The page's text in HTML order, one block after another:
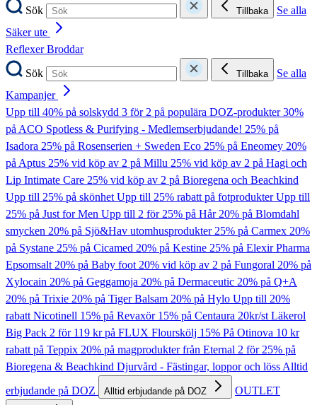
Sök
Tillbaka
Se alla
Säker ute
ReflexerBroddar
Sök
Tillbaka
Se alla
Kampanjer
Upp till 40% på solskydd 3 för 2 på populära DOZ-produkter30%
på ACO Spotless & Purifying - Medlemserbjudande! 25% på
Isadora 25% på Rosenserien + Sweden Eco 25% på Eneomey 20%
på Aptus 25% vid köp av 2 på Millu 25% vid köp av 2 på Hagi och
Lip Intimate Care 25% vid köp av 2 på Bioregena och Beachkind
Upp till 25% på skönhetUpp till 25% rabatt på fotprodukterUpp till
25% på Just for Men Upp till 2 för 25% på Hår20% på Blomdahl
smycken 20% på Sjö&Hav utomhusprodukter25% på Carmex 20%
på Systane 25% på Cicamed 20% på Kestine 25% på Elexir Pharma
Epsomsalt20% på Baby foot20% vid köp av 2 på Fungoral 20% på
Xylocain 20% på Geggamoja 20% på Dermaceutic 20% på Q+A
20% på Trixie 20% på Tiger Balsam 20% på Hylo Upp till 20%
rabatt Nicotinell 15% på Revaxör 15% på Centaura 20kr/st Läkerol
Big Pack 2 för 119 kr på FLUX Flourskölj 15% På Otinova 10 kr
rabatt på Teppix 20% på magprodukter från Eternal 2 för 25% på
Bioregena & Beachkind Djurvård - Fästingar, loppor och lössAlltid
erbjudande på DOZ
Alltid erbjudande på DOZ OUTLET